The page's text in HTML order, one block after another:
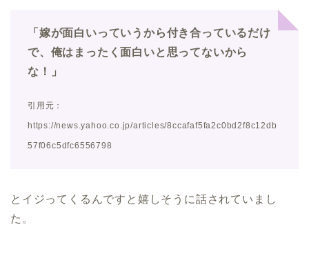
「嫁が面白いっていうから付き合っているだけ
で、俺はまったく面白いと思ってないから
な！」
引用元：
https://news.yahoo.co.jp/articles/8ccafaf5fa2c0bd2f8c12db
57f06c5dfc6556798
とイジってくるんですと嬉しそうに話されていまし
た。